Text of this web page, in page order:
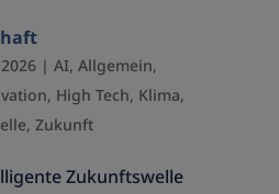
| AI, Allgemein,
, High Tech, Klima,
, Zukunft
Zukunftswelle